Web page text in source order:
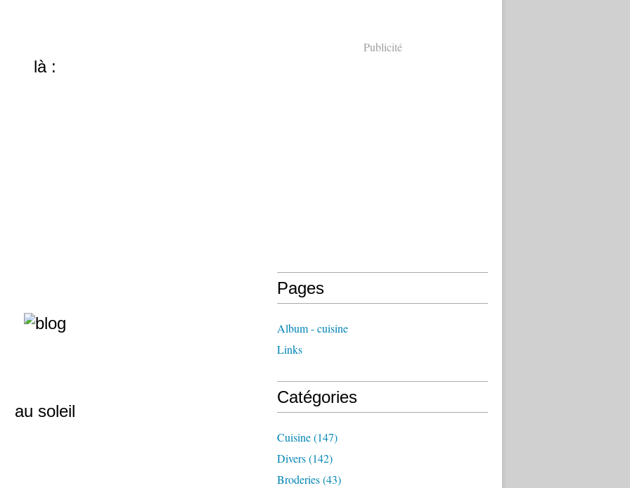
là :
au soleil
Publicité
Pages
Album - cuisine
Links
Catégories
Cuisine(147)
Divers(142)
Broderies(43)